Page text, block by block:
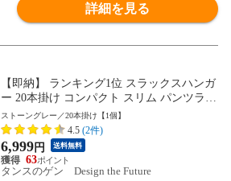
詳細を見る
【即納】 ランキング1位 スラックスハンガ
ー 20本掛け コンパクト スリム パンツラッ
ク ズボンハンガー ボトムスハンガー 衣類
収納 クローゼット タオルハンガー ラック
パンツ スラックス ズボン キャスター付 84
300049〔ストーングレー(20本掛け)〕
ストーングレー／20本掛け【1個】
4.5 (2件)
6,999円 送料無料
63
タンスのゲン Design the Future